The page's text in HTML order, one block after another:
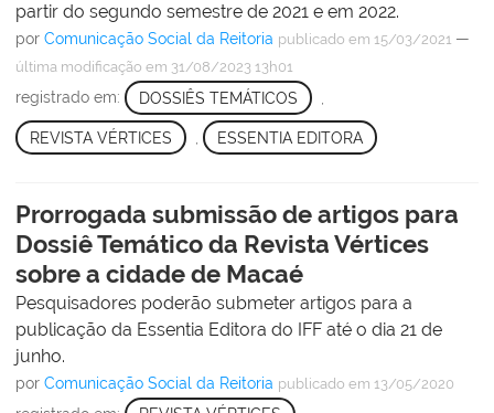
partir do segundo semestre de 2021 e em 2022.
por Comunicação Social da Reitoria publicado em 15/03/2021 —
última modificação em 31/08/2023 13h01
registrado em: DOSSIÊS TEMÁTICOS
REVISTA VÉRTICES ESSENTIA EDITORA
Prorrogada submissão de artigos para
Dossiê Temático da Revista Vértices
sobre a cidade de Macaé
Pesquisadores poderão submeter artigos para a
publicação da Essentia Editora do IFF até o dia 21 de
junho.
por Comunicação Social da Reitoria publicado em 13/05/2020